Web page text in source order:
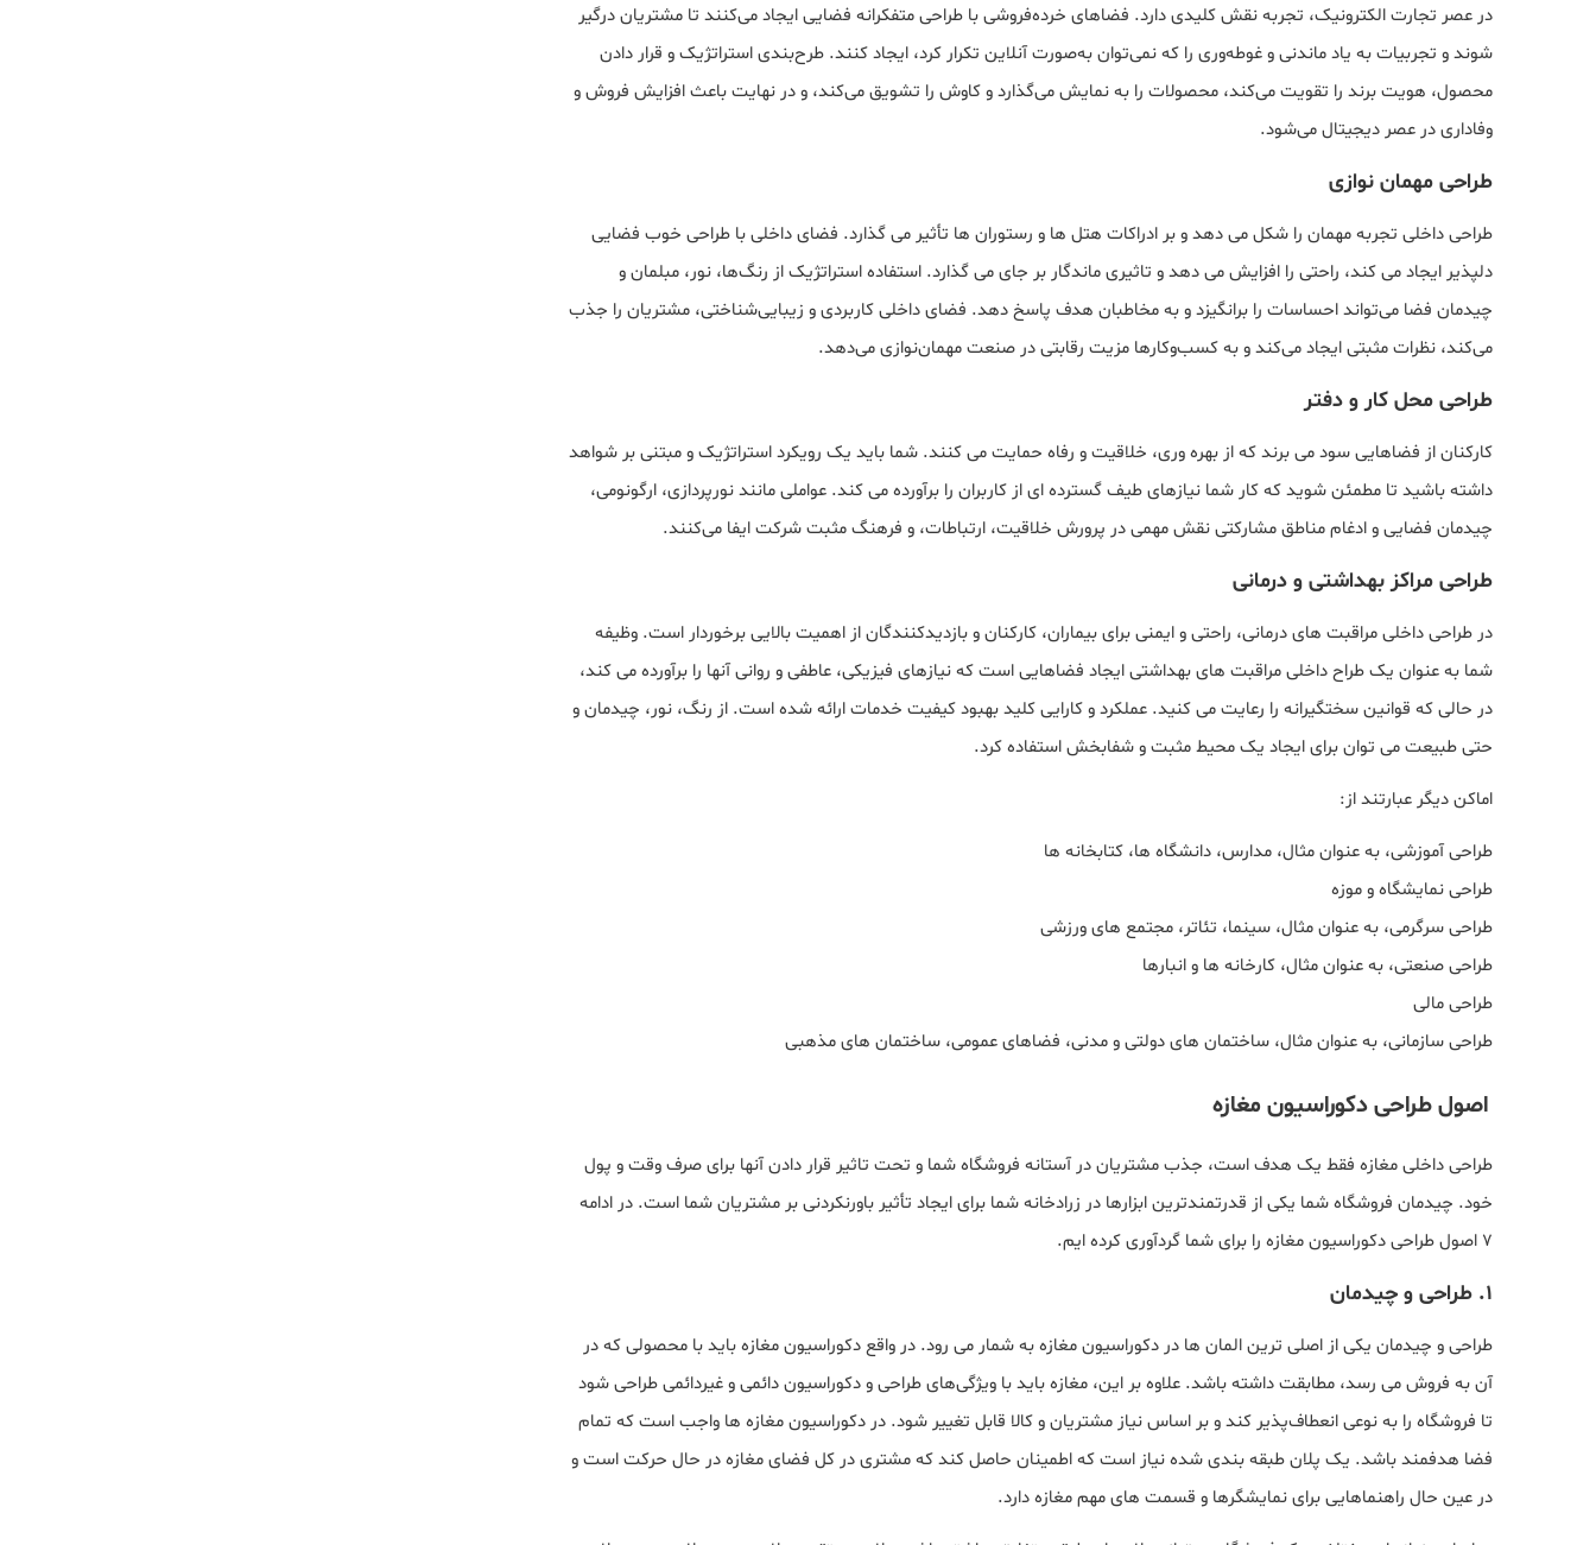
در عصر تجارت الکترونیک، تجربه نقش کلیدی دارد. فضاهای خرده‌فروشی با طراحی متفکرانه فضایی ایجاد می‌کنند تا مشتریان درگیر
شوند و تجربیات به یاد ماندنی و غوطه‌وری را که نمی‌توان به‌صورت آنلاین تکرار کرد، ایجاد کنند. طرح‌بندی استراتژیک و قرار دادن
محصول، هویت برند را تقویت می‌کند، محصولات را به نمایش می‌گذارد و کاوش را تشویق می‌کند، و در نهایت باعث افزایش فروش و
وفاداری در عصر دیجیتال می‌شود.
طراحی مهمان نوازی
طراحی داخلی تجربه مهمان را شکل می دهد و بر ادراکات هتل ها و رستوران ها تأثیر می گذارد. فضای داخلی با طراحی خوب فضایی
دلپذیر ایجاد می کند، راحتی را افزایش می دهد و تاثیری ماندگار بر جای می گذارد. استفاده استراتژیک از رنگ‌ها، نور، مبلمان و
چیدمان فضا می‌تواند احساسات را برانگیزد و به مخاطبان هدف پاسخ دهد. فضای داخلی کاربردی و زیبایی‌شناختی، مشتریان را جذب
می‌کند، نظرات مثبتی ایجاد می‌کند و به کسب‌وکارها مزیت رقابتی در صنعت مهمان‌نوازی می‌دهد.
طراحی محل کار و دفتر
کارکنان از فضاهایی سود می برند که از بهره وری، خلاقیت و رفاه حمایت می کنند. شما باید یک رویکرد استراتژیک و مبتنی بر شواهد
داشته باشید تا مطمئن شوید که کار شما نیازهای طیف گسترده ای از کاربران را برآورده می کند. عواملی مانند نورپردازی، ارگونومی،
چیدمان فضایی و ادغام مناطق مشارکتی نقش مهمی در پرورش خلاقیت، ارتباطات، و فرهنگ مثبت شرکت ایفا می‌کنند.
طراحی مراکز بهداشتی و درمانی
در طراحی داخلی مراقبت های درمانی، راحتی و ایمنی برای بیماران، کارکنان و بازدیدکنندگان از اهمیت بالایی برخوردار است. وظیفه
شما به عنوان یک طراح داخلی مراقبت های بهداشتی ایجاد فضاهایی است که نیازهای فیزیکی، عاطفی و روانی آنها را برآورده می کند،
در حالی که قوانین سختگیرانه را رعایت می کنید. عملکرد و کارایی کلید بهبود کیفیت خدمات ارائه شده است. از رنگ، نور، چیدمان و
حتی طبیعت می توان برای ایجاد یک محیط مثبت و شفابخش استفاده کرد.
اماکن دیگر عبارتند از:
طراحی آموزشی، به عنوان مثال، مدارس، دانشگاه ها، کتابخانه ها
طراحی نمایشگاه و موزه
طراحی سرگرمی، به عنوان مثال، سینما، تئاتر، مجتمع های ورزشی
طراحی صنعتی، به عنوان مثال، کارخانه ها و انبارها
طراحی مالی
طراحی سازمانی، به عنوان مثال، ساختمان های دولتی و مدنی، فضاهای عمومی، ساختمان های مذهبی
اصول طراحی دکوراسیون مغازه
طراحی داخلی مغازه فقط یک هدف است، جذب مشتریان در آستانه فروشگاه شما و تحت تاثیر قرار دادن آنها برای صرف وقت و پول
خود. چیدمان فروشگاه شما یکی از قدرتمندترین ابزارها در زرادخانه شما برای ایجاد تأثیر باورنکردنی بر مشتریان شما است. در ادامه
7 اصول طراحی دکوراسیون مغازه را برای شما گردآوری کرده ایم.
1. طراحی و چیدمان
طراحی و چیدمان یکی از اصلی ترین المان ها در دکوراسیون مغازه به شمار می رود. در واقع دکوراسیون مغازه باید با محصولی که در
آن به فروش می رسد، مطابقت داشته باشد. علاوه بر این، مغازه باید با ویژگی‌های طراحی و دکوراسیون دائمی و غیردائمی طراحی شود
تا فروشگاه را به نوعی انعطاف‌پذیر کند و بر اساس نیاز مشتریان و کالا قابل تغییر شود. در دکوراسیون مغازه ها واجب است که تمام
فضا هدفمند باشد. یک پلان طبقه بندی شده نیاز است که اطمینان حاصل کند که مشتری در کل فضای مغازه در حال حرکت است و
در عین حال راهنماهایی برای نمایشگرها و قسمت های مهم مغازه دارد.